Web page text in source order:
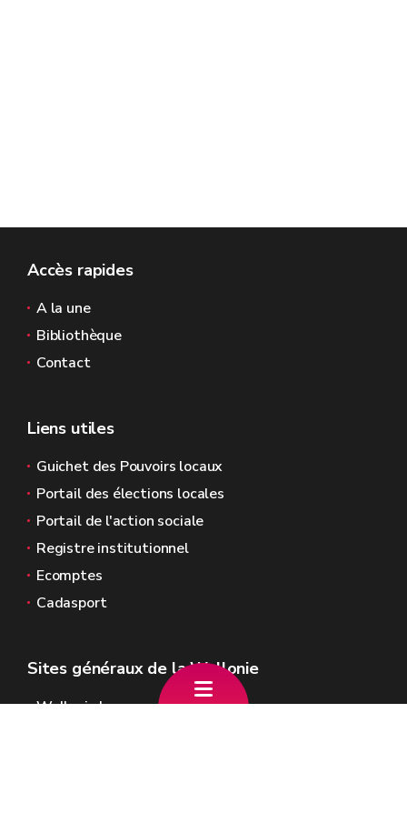
Accès rapides
A la une
Bibliothèque
Contact
Liens utiles
Guichet des Pouvoirs locaux
Portail des élections locales
Portail de l'action sociale
Registre institutionnel
Ecomptes
Cadasport
Sites généraux de la Wallonie
Wallonie.be